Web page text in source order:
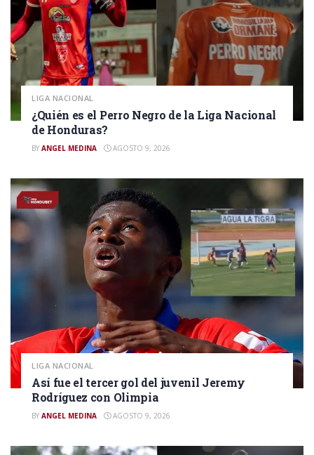
LIGA NACIONAL
¿Quién es el Perro Negro de la Liga Nacional
de Honduras?
BY ANGEL MEDINA AGOSTO 9, 2026
LIGA NACIONAL
Así fue el tercer gol del juvenil Jeremy
Rodríguez con Olimpia
BY ANGEL MEDINA AGOSTO 9, 2026